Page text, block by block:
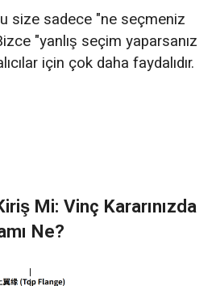
size sadece "ne seçmeniz
"yanlış seçim yaparsanız
için çok daha faydalıdır.
Mi: Vinç Kararınızda
Ne?